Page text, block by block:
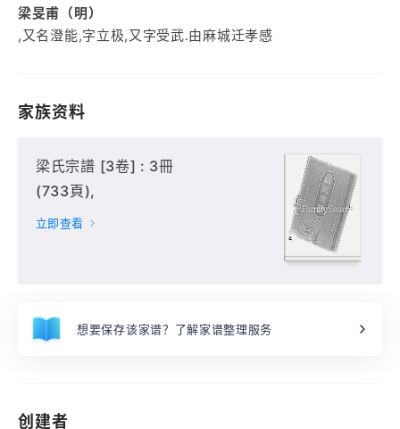
梁旻甫（明）
,又名澄能,字立极,又字受武.由麻城迁孝感
家族资料
梁氏宗譜 [3卷] : 3冊
(733頁),
立即查看
想要保存该家谱？了解家谱整理服务
创建者